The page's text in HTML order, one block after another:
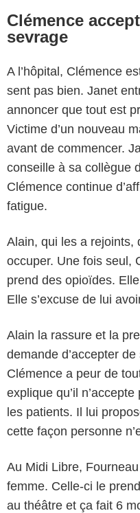
Clémence
sevrage
A l’hôpital, Clémence
sent pas bien. Janet
annoncer que tout est
Victime d’un nouveau
avant de commencer.
conseille à sa collègue
Clémence continue
fatigue.
Alain, qui les a rejoints,
occuper. Une fois seul,
prend des opioïdes.
Elle s’excuse de lui
Alain la rassure et la
demande d’accepter
Clémence a peur de
explique qu’il
les patients. Il lui
cette façon personne
Au Midi Libre,
femme. Celle-ci le
au théâtre et ça fait 6